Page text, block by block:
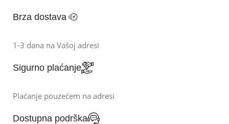
Brza dostava
1-3 dana na Vašoj adresi
Sigurno plaćanje
Plaćanje pouzećem na adresi
Dostupna podrška